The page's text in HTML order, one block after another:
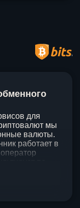
для
мы
валюты.
работает в
обмены